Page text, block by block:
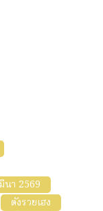
นา 2569
ดังรวยเฮง